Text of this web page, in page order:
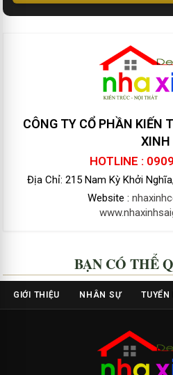
CÔNG TY CỔ PHẦN KIẾN
XINH
HOTLINE :
Địa Chỉ: 215 Nam Kỳ Khởi
Website :
BẠN CÓ THỂ
GIỚI THIỆU NHÂN SỰ TUYỂN